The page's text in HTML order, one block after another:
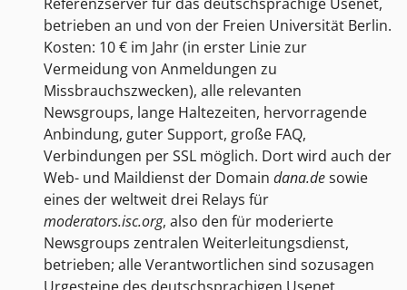
betrieben an und von der Freien Universität Berlin.
Kosten: 10 € im Jahr (in erster Linie zur
Vermeidung von Anmeldungen zu
Missbrauchszwecken), alle relevanten
Newsgroups, lange Haltezeiten, hervorragende
Anbindung, guter Support, große FAQ,
Verbindungen per SSL möglich. Dort wird auch der
Web- und Maildienst der Domain dana.desowie
eines der weltweit drei Relays für
moderators.isc.org, also den für moderierte
Newsgroups zentralen Weiterleitungsdienst,
betrieben; alle Verantwortlichen sind sozusagen